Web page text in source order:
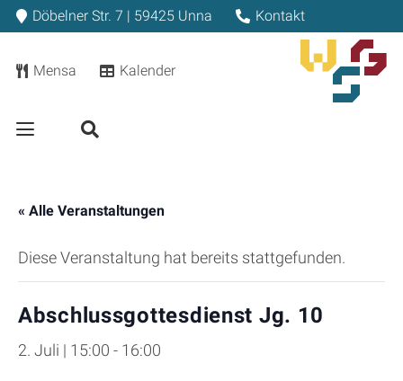
Döbelner Str. 7 | 59425 Unna Kontakt
Mensa Kalender
« Alle Veranstaltungen
Diese Veranstaltung hat bereits stattgefunden.
Abschlussgottesdienst Jg. 10
2. Juli | 15:00 - 16:00